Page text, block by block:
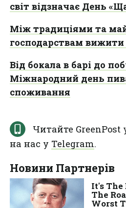
світ відзначає День
Між традиціями та
господарствам вижити
Від бокала в барі до
Міжнародний день
споживання
Читайте GreenPost
на нас у Telegram.